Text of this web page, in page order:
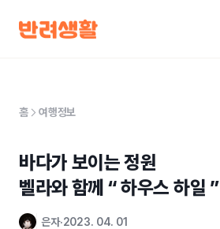
홈 여행정보
바다가 보이는 정원
벨라와 함께 “ 하우스 하일 ”
은자 2023. 04. 01